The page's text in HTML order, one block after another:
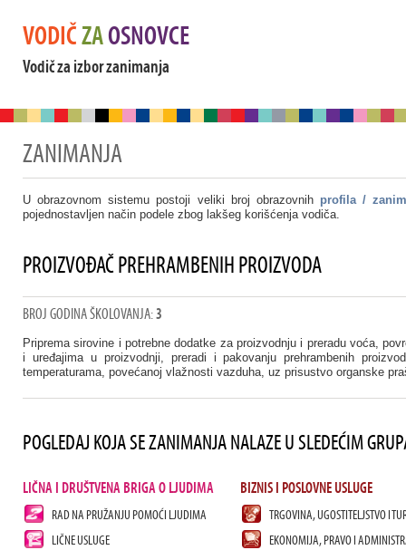
VODIČZAOSNOVCE
Vodič za izbor zanimanja
ZANIMANJA
U obrazovnom sistemu postoji veliki broj obrazovnih profila /
pojednostavljen način podele zbog lakšeg korišćenja vodiča.
PROIZVOĐAČ PREHRAMBENIH PROIZVODA
BROJ GODINA ŠKOLOVANJA:3
Priprema sirovine i potrebne dodatke za proizvodnju i preradu voća,
i uređajima u proizvodnji, preradi i pakovanju prehrambenih
temperaturama, povećanoj vlažnosti vazduha, uz prisustvo organske
POGLEDAJ KOJA SE ZANIMANJA NALAZE U SLEDEĆIM
LIČNA I DRUŠTVENA BRIGA O LJUDIMA
RAD NA PRUŽANJU POMOĆI LJUDIMA
LIČNE USLUGE
BIZNIS I POSLOVNE USLUGE
TRGOVINA, UGOSTITELJSTVO I
EKONOMIJA, PRAVO I